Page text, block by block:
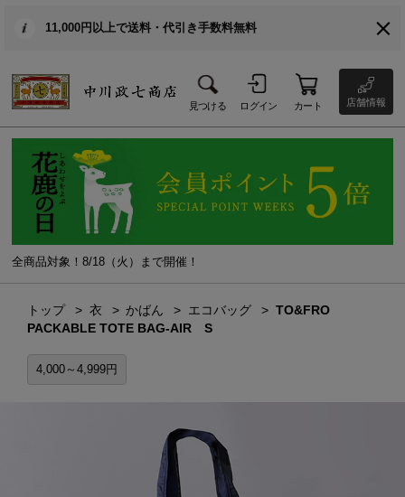
11,000円以上で送料・代引き手数料無料
見つける ログイン カート 店舗情報
全商品対象！8/18（火）まで開催！
トップ 衣 かばん エコバッグ
TO&FRO
PACKABLE TOTE BAG-AIR S
4,000～4,999円